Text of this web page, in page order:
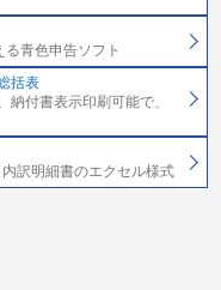
青色申告ソフト
括表
付書表示印刷可能で、
訳明細書のエクセル様式